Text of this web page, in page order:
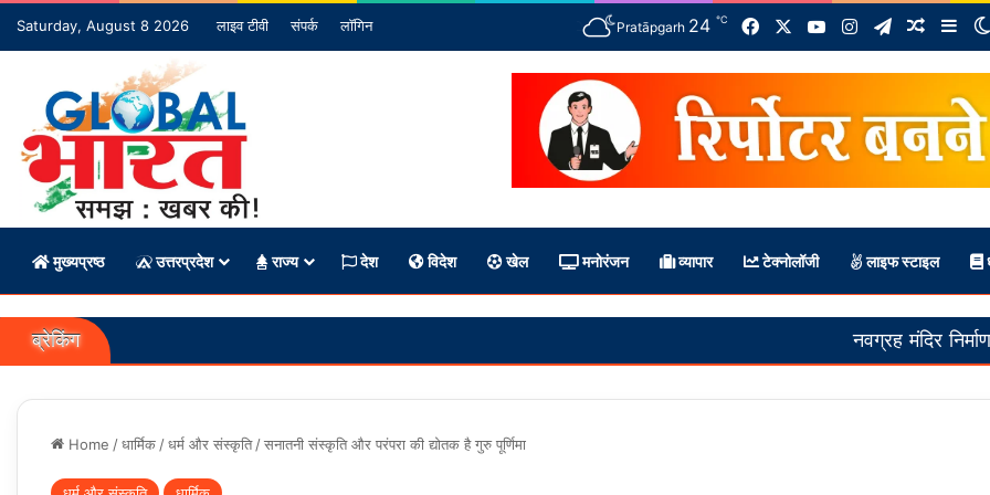
Saturday, August 8 2026 लाइव टीवी संपर्क लॉगिन Pratāpgarh 24 ℃ FacebookYouTubeInstagram
Telegram
मुख्यप्रष्ठ उत्तरप्रदेश राज्य देश विदेश खेल मनोरंजन व्यापार टेक्नोलॉजी लाइफ स्टाइल
ब्रेकिंग नवग्रह मंदिर निर्माण पूर्ण! खीरी
Home /धार्मिक /धर्म और संस्कृति /सनातनी संस्कृति और परंपरा की द्योतक है गुरु पूर्णिमा